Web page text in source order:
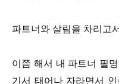
파트너와 살림을 차리고
이쯤 해서 내 파트너 필
기서 태어나 자라면서